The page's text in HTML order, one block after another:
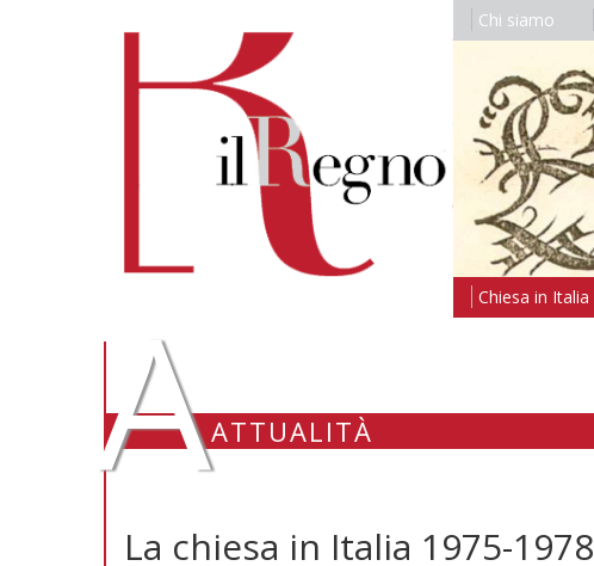
Chi siamo
Chiesa in Italia
AATTUALITÀ
La chiesa in Italia 1975-1978